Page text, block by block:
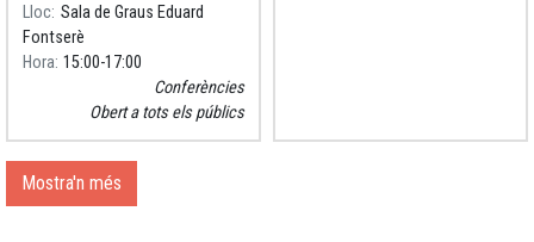
Lloc Sala de Graus Eduard
Fontserè
Hora 15:00 17:00
Conferències
Obert a tots els públics
Mostra'n més